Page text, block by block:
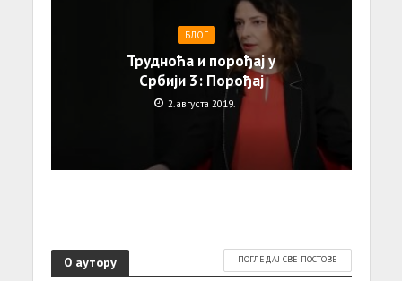
БЛОГ
Трудноћа и порођај у
Србији 3: Порођај
2. августа 2019.
О аутору ПОГЛЕДАЈ СВЕ ПОСТОВЕ